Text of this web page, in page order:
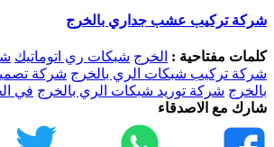
شركة تركيب عشب جداري بالخرج
كلمات مفتاحية : الخرج شبكات ري اتوماتيك
شركة تركيب شبكات الري بالخرج شركة
بالخرج شركة توريد شبكات الري بالخرج في
شارك مع الاصدقاء